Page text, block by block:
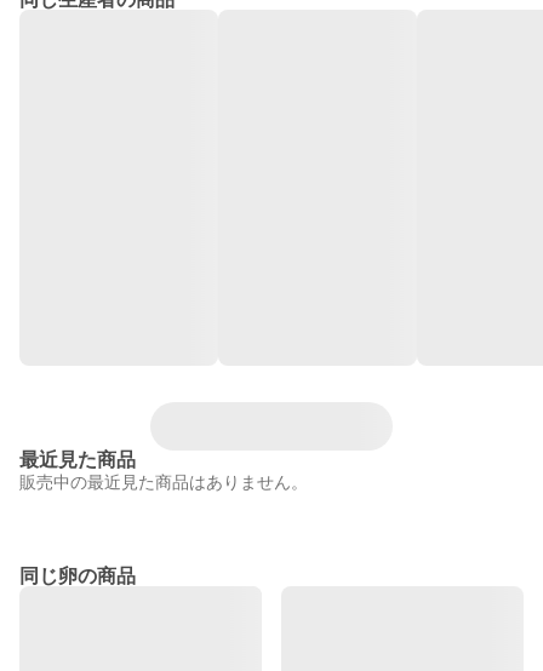
最近見た商品
販売中の最近見た商品はありません。
同じ卵の商品